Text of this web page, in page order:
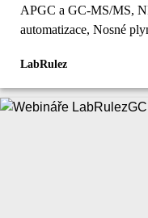
APGC a GC-MS/MS,
automatizace, Nosné
LabRulez